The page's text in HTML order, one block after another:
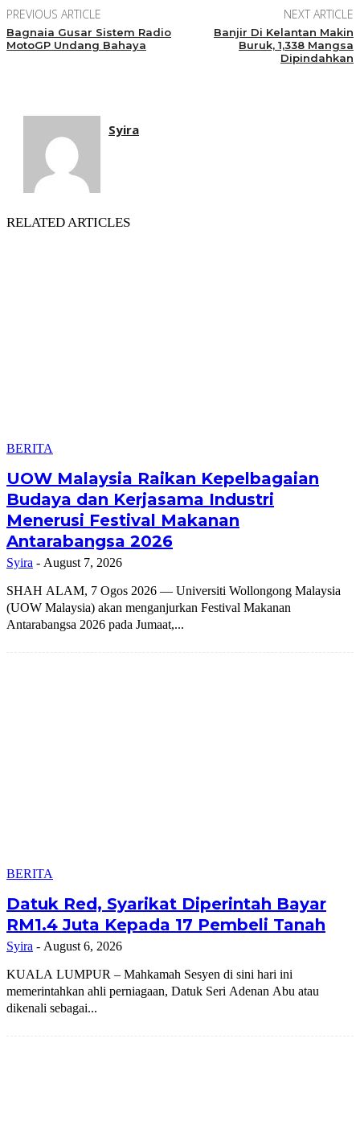
PREVIOUS ARTICLE
Bagnaia Gusar Sistem Radio
MotoGP Undang Bahaya
NEXT ARTICLE
Banjir Di Kelantan Makin
Buruk, 1,338 Mangsa
Dipindahkan
Syira
RELATED ARTICLES
BERITA
UOW Malaysia Raikan Kepelbagaian
Budaya dan Kerjasama Industri
Menerusi Festival Makanan
Antarabangsa 2026
Syira - August 7, 2026
SHAH ALAM, 7 Ogos 2026 — Universiti Wollongong Malaysia
(UOW Malaysia) akan menganjurkan Festival Makanan
Antarabangsa 2026 pada Jumaat,...
BERITA
Datuk Red, Syarikat Diperintah Bayar
RM1.4 Juta Kepada 17 Pembeli Tanah
Syira - August 6, 2026
KUALA LUMPUR – Mahkamah Sesyen di sini hari ini
memerintahkan ahli perniagaan, Datuk Seri Adenan Abu atau
dikenali sebagai...